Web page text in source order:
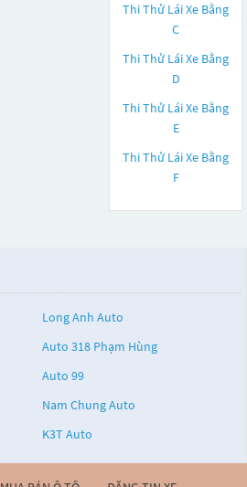
Thi Thử Lái Xe Bằng
C
Thi Thử Lái Xe Bằng
D
Thi Thử Lái Xe Bằng
E
Thi Thử Lái Xe Bằng
F
Long Anh Auto
Auto 318 Phạm Hùng
Auto 99
Nam Chung Auto
K3T Auto